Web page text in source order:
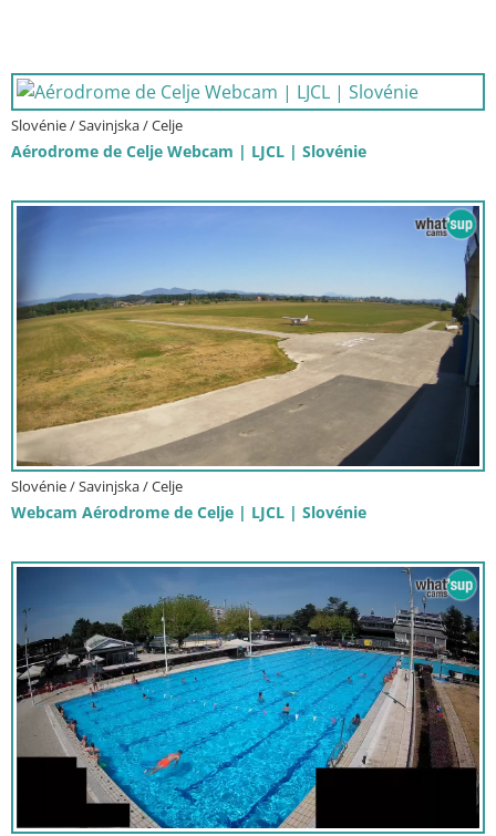
Slovénie / Savinjska / Celje
Aérodrome de Celje Webcam | LJCL | Slovénie
Slovénie / Savinjska / Celje
Webcam Aérodrome de Celje | LJCL | Slovénie